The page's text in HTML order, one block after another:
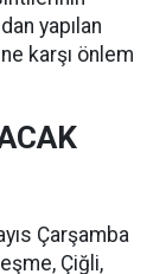
yapılan
karşı önlem
Çarşamba
Çiğli,